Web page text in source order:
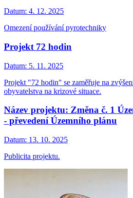
Datum: 4. 12. 2025
Omezení používání pyrotechniky
Projekt 72 hodin
Datum: 5. 11. 2025
Projekt "72 hodin" se zaměřuje na
obyvatelstva na krizové situace.
Název projektu: Změna č. 1
- převedení Územního plánu
Datum: 13. 10. 2025
Publicita projektu.